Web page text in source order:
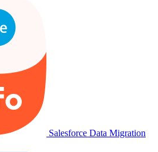
Salesforce Data Migration